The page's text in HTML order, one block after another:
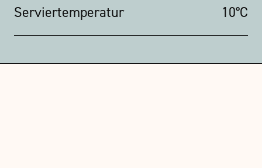
Serviertemperatur 10°C